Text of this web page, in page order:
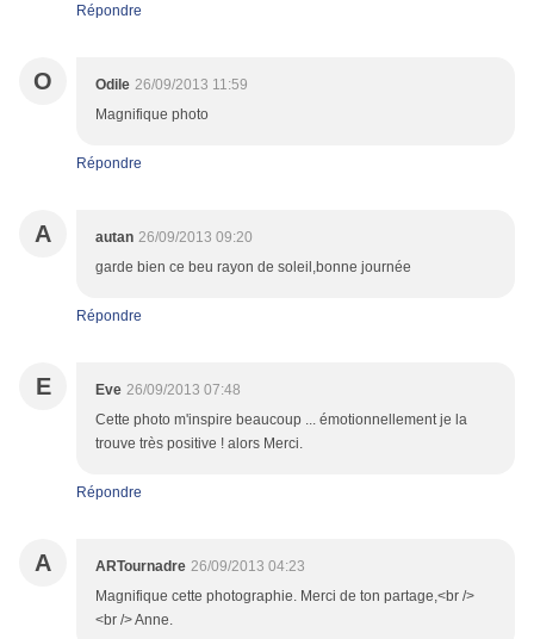
Répondre
O Odile 26/09/2013 11:59
Magnifique photo
Répondre
A autan 26/09/2013 09:20
garde bien ce beu rayon de soleil,bonne journée
Répondre
E Eve 26/09/2013 07:48
Cette photo m'inspire beaucoup ... émotionnellement je la
trouve très positive ! alors Merci.
Répondre
A ARTournadre 26/09/2013 04:23
Magnifique cette photographie. Merci de ton partage,<br />
<br /> Anne.